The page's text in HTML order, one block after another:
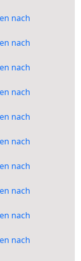
nach
nach
nach
nach
nach
nach
nach
nach
nach
nach